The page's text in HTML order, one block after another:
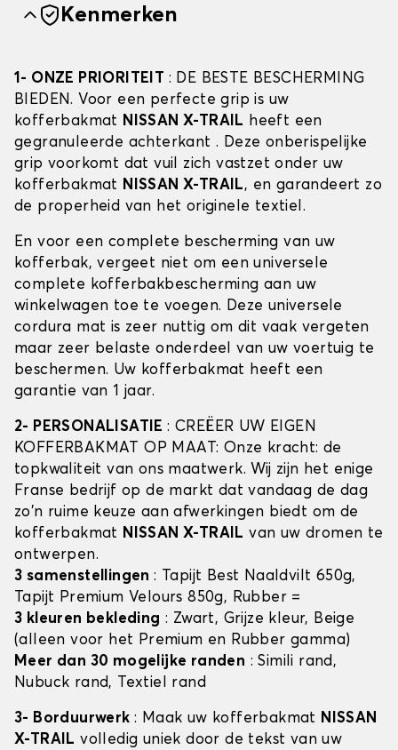
Kenmerken
1- ONZE PRIORITEIT : DE BESTE BESCHERMING
BIEDEN. Voor een perfecte grip is uw
kofferbakmat NISSAN X-TRAIL heeft een
gegranuleerde achterkant . Deze onberispelijke
grip voorkomt dat vuil zich vastzet onder uw
kofferbakmat NISSAN X-TRAIL, en garandeert zo
de properheid van het originele textiel.
En voor een complete bescherming van uw
kofferbak, vergeet niet om een universele
complete kofferbakbescherming aan uw
winkelwagen toe te voegen. Deze universele
cordura mat is zeer nuttig om dit vaak vergeten
maar zeer belaste onderdeel van uw voertuig te
beschermen. Uw kofferbakmat heeft een
garantie van 1 jaar.
2- PERSONALISATIE: CREËER UW EIGEN
KOFFERBAKMAT OP MAAT: Onze kracht: de
topkwaliteit van ons maatwerk. Wij zijn het enige
Franse bedrijf op de markt dat vandaag de dag
zo'n ruime keuze aan afwerkingen biedt om de
kofferbakmat NISSAN X-TRAIL van uw dromen te
ontwerpen.
3 samenstellingen: Tapijt Best Naaldvilt 650g,
Tapijt Premium Velours 850g, Rubber =
3 kleuren bekleding : Zwart, Grijze kleur, Beige
(alleen voor het Premium en Rubber gamma)
Meer dan 30 mogelijke randen : Simili rand,
Nubuck rand, Textiel rand
3- Borduurwerk : Maak uw kofferbakmat NISSAN
X-TRAIL volledig uniek door de tekst van uw